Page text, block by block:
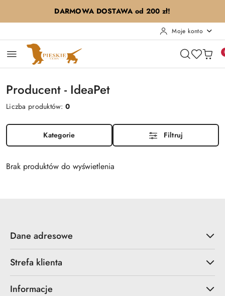
Przejdź do treści głównej
Przejdź do wyszukiwarki
Przejdź do moje konto
Przejdź do menu głównego
Przejdź do stopkiDARMOWA DOSTAWA od 200 zł!
Moje konto
Producent - IdeaPet
Liczba produktów:0
Kategorie Filtruj
Brak produktów do wyświetlenia
Dane adresowe
Strefa klienta
Informacje